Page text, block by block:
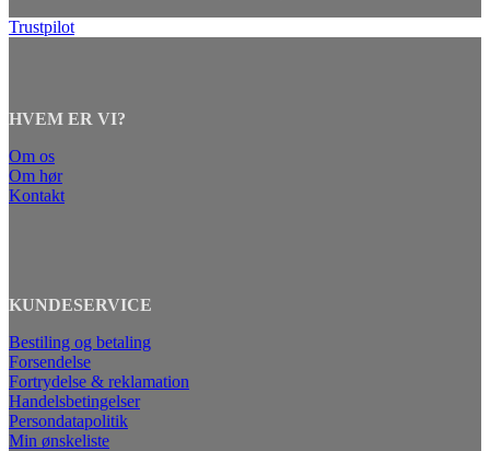
Trustpilot
HVEM ER VI?
Om os
Om hør
Kontakt
KUNDESERVICE
Bestiling og betaling
Forsendelse
Fortrydelse & reklamation
Handelsbetingelser
Persondatapolitik
Min ønskeliste